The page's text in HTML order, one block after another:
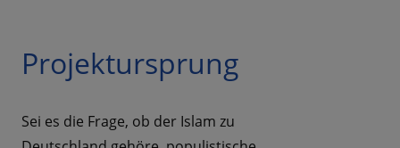
Projektursprung
Sei es die Frage, ob der Islam zu